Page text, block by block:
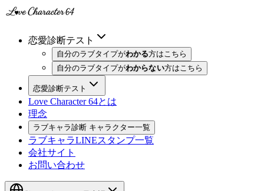
恋愛診断テスト
自分のラブタイプがわかる方はこちら
自分のラブタイプがわからない方はこちら
恋愛診断テスト
Love Character 64とは
理念
ラブキャラ診断 キャラクター一覧
ラブキャラLINEスタンプ一覧
会社サイト
お問い合わせ